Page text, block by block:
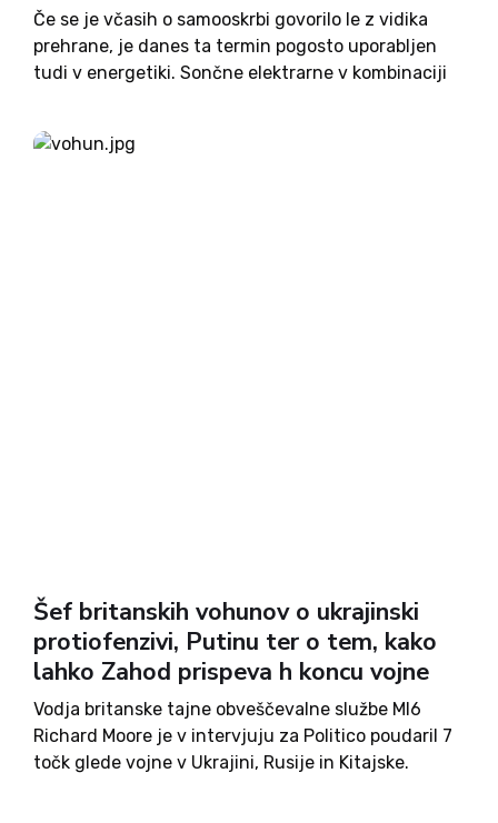
Če se je včasih o samooskrbi govorilo le z vidika
prehrane, je danes ta termin pogosto uporabljen
tudi v energetiki. Sončne elektrarne v kombinaciji
pametno upravljanje naprav – je to prihodnost?
Kot je za...
Šef britanskih vohunov o ukrajinski
protiofenzivi, Putinu ter o tem, kako
lahko Zahod prispeva h koncu vojne
Vodja britanske tajne obveščevalne službe MI6
Richard Moore je v intervjuju za Politico poudaril 7
točk glede vojne v Ukrajini, Rusije in Kitajske.